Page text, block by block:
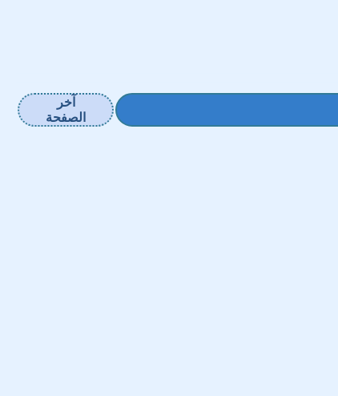
آخر
الصفحة